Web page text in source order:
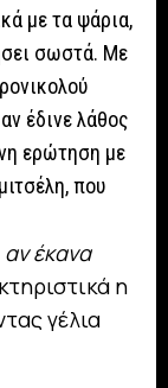
με τα ψάρια,
σωστά. Με
έδινε λάθος
ερώτηση με
που
έκανα
η
γέλια